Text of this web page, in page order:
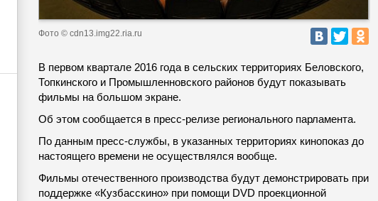
Фото © cdn13.img22.ria.ru
В первом квартале 2016 года в сельских территориях Беловского,
Топкинского и Промышленновского районов будут показывать
фильмы на большом экране.
Об этом сообщается в пресс-релизе регионального парламента.
По данным пресс-службы, в указанных территориях кинопоказ до
настоящего времени не осуществлялся вообще.
Фильмы отечественного производства будут демонстрировать при
поддержке «Кузбасскино» при помощи DVD проекционной